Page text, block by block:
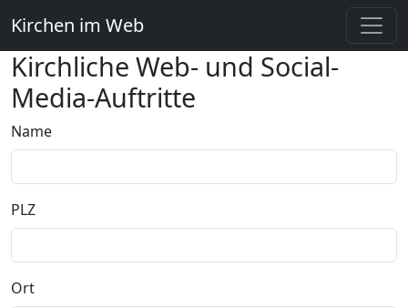
Kirchen im Web
Kirchliche Web- und Social-
Media-Auftritte
Name
PLZ
Ort